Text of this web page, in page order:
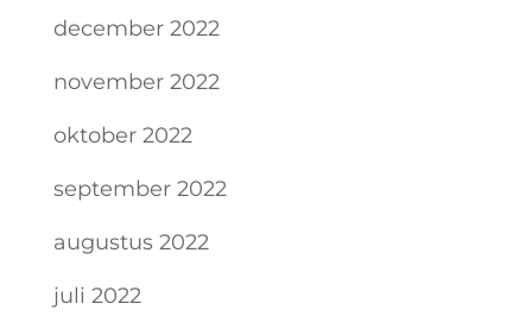
december 2022
november 2022
oktober 2022
september 2022
augustus 2022
juli 2022